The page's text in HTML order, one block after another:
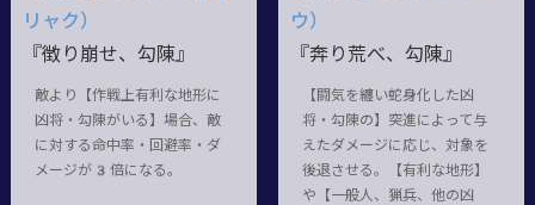
リャク）
『徴り崩せ、勾陳』
敵より【作戦上有利な地形に
凶将・勾陳がいる】場合、敵
に対する命中率・回避率・ダ
メージが3倍になる。
ウ）
『奔り荒べ、勾陳』
【闘気を纏い蛇身化した凶
将・勾陳の】突進によって与
えたダメージに応じ、対象を
後退させる。【有利な地形】
や【一般人、猟兵、他の凶